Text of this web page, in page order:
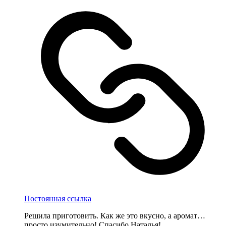
Постоянная ссылка
Решила приготовить. Как же это вкусно, а аромат…